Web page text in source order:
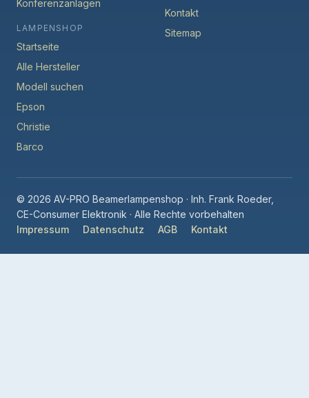
Konferenzanlagen
LAMPENSHOP
Startseite
Alle Hersteller
Modell suchen
Epson
Christie
Barco
Kontakt
Sitemap
© 2026 AV-PRO Beamerlampenshop · Inh. Frank Roeder,
CE-Consumer Elektronik · Alle Rechte vorbehalten
Impressum
Datenschutz AGB Kontakt